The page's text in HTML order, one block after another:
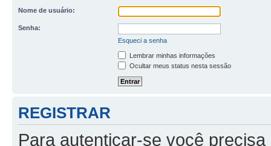
Nome de usuário:
Senha:
Esqueci a senha
Lembrar minhas informações
Ocultar meus status nesta sessão
REGISTRAR
Para autenticar-se você